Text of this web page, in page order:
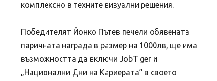
комплексно в техните визуални решения.
Победителят Йонко Пътев печели обявената
паричната награда в размер на 1000лв, ще има
възможността да включи JobTiger и
„Национални Дни на Кариерата“ в своето